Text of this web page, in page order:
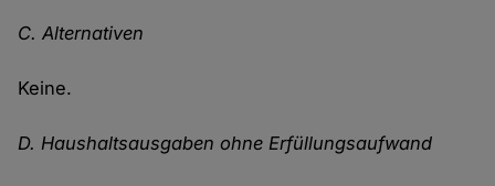
C. Alternativen
Keine.
D. Haushaltsausgaben ohne Erfüllungsaufwand